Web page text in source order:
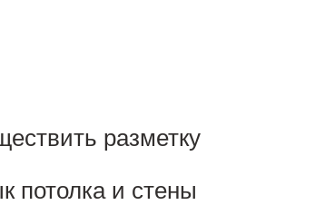
разметку
потолка и стены